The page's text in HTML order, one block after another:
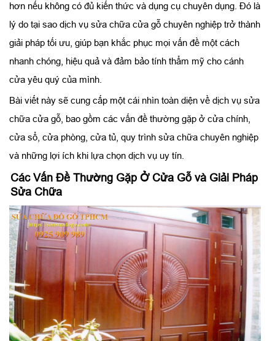
hơn nếu không có đủ kiến thức và dụng cụ chuyên dụng. Đó là
lý do tại sao dịch vụ sửa chữa cửa gỗ chuyên nghiệp trở thành
giải pháp tối ưu, giúp bạn khắc phục mọi vấn đề một cách
nhanh chóng, hiệu quả và đảm bảo tính thẩm mỹ cho cánh
cửa yêu quý của mình.
Bài viết này sẽ cung cấp một cái nhìn toàn diện về dịch vụ sửa
chữa cửa gỗ, bao gồm các vấn đề thường gặp ở cửa chính,
cửa sổ, cửa phòng, cửa tủ, quy trình sửa chữa chuyên nghiệp
và những lợi ích khi lựa chọn dịch vụ uy tín.
Các Vấn Đề Thường Gặp Ở Cửa Gỗ và Giải Pháp
Sửa Chữa